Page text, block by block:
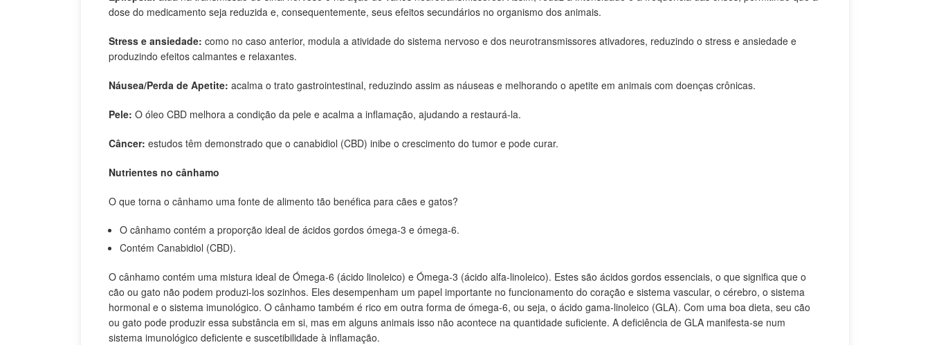
dose do medicamento seja reduzida e, consequentemente, seus efeitos secundários no organismo dos animais.
Stress e ansiedade: como no caso anterior, modula a atividade do sistema nervoso e dos neurotransmissores ativadores, reduzindo o stress e ansiedade e
produzindo efeitos calmantes e relaxantes.
Náusea/Perda de Apetite: acalma o trato gastrointestinal, reduzindo assim as náuseas e melhorando o apetite em animais com doenças crônicas.
Pele: O óleo CBD melhora a condição da pele e acalma a inflamação, ajudando a restaurá-la.
Câncer: estudos têm demonstrado que o canabidiol (CBD) inibe o crescimento do tumor e pode curar.
Nutrientes no cânhamo
O que torna o cânhamo uma fonte de alimento tão benéfica para cães e gatos?
O cânhamo contém a proporção ideal de ácidos gordos ómega-3 e ómega-6.
Contém Canabidiol (CBD).
O cânhamo contém uma mistura ideal de Ómega-6 (ácido linoleico) e Ómega-3 (ácido alfa-linoleico). Estes são ácidos gordos essenciais, o que significa que o
cão ou gato não podem produzi-los sozinhos. Eles desempenham um papel importante no funcionamento do coração e sistema vascular, o cérebro, o sistema
hormonal e o sistema imunológico. O cânhamo também é rico em outra forma de ómega-6, ou seja, o ácido gama-linoleico (GLA). Com uma boa dieta, seu cão
ou gato pode produzir essa substância em si, mas em alguns animais isso não acontece na quantidade suficiente. A deficiência de GLA manifesta-se num
sistema imunológico deficiente e suscetibilidade à inflamação.